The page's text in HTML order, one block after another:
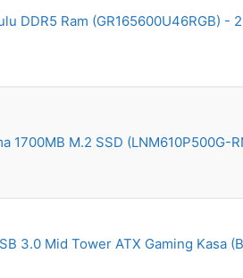
DDR5 Ram (GR165600U46RGB) -
1700MB M.2 SSD (LNM610P500G-
3.0 Mid Tower ATX Gaming Kasa